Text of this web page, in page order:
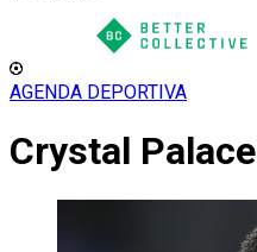
AGENDA DEPORTIVA
Crystal Palace